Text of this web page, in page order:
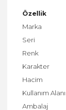
Özellik
Marka
Seri
Renk
Karakter
Hacim
Kullanım Alanı
Ambalaj